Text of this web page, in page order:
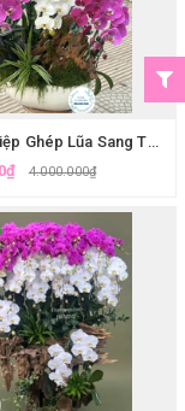
Lan Hồ Điệp Ghép Lũa Sang Trọng - Chưng Tết May Mắn & Tài Lộc
4.000.000₫